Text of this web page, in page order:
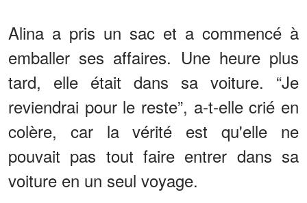
Alina a pris un sac et a commencé à
emballer ses affaires. Une heure plus
tard, elle était dans sa voiture. “Je
reviendrai pour le reste”, a-t-elle crié en
colère, car la vérité est qu'elle ne
pouvait pas tout faire entrer dans sa
voiture en un seul voyage.